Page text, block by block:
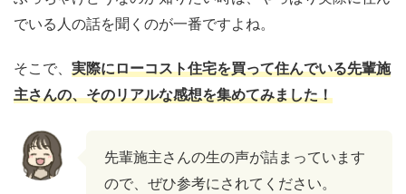
でいる人の話を聞くのが一番ですよね。
そこで、 実際にローコスト住宅を買って住んでいる先輩施
主さんの、そのリアルな感想を集めてみました！
先輩施主さんの生の声が詰まっています
ので、ぜひ参考にされてください。